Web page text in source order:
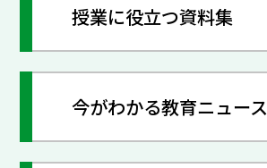
授業に役立つ資料集
今がわかる教育ニュース